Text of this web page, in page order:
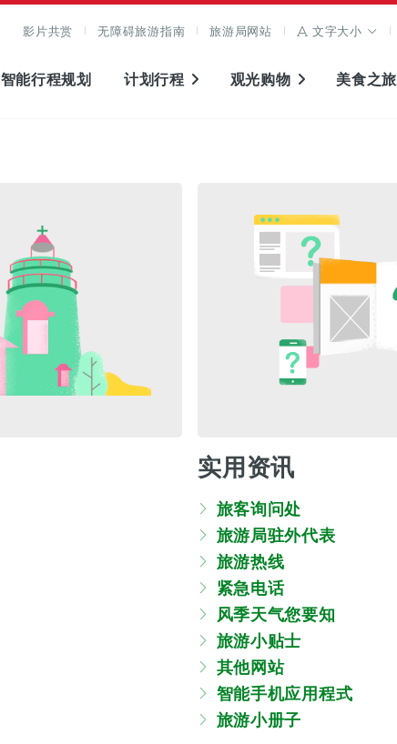
影片共赏 无障碍旅游指南 旅游局网站 文字大小
智能行程规划 计划行程 观光购物 美食之旅
实用资讯
旅客询问处
旅游局驻外代表
旅游热线
紧急电话
风季天气您要知
旅游小贴士
其他网站
智能手机应用程式
旅游小册子